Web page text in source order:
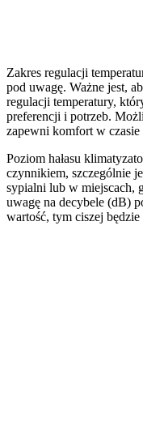
Zakres regulacji
pod uwagę. Ważne jest,
regulacji temperatury,
preferencji i potrzeb.
zapewni komfort w czasie
Poziom hałasu
czynnikiem, szczególnie
sypialni lub w miejscach,
uwagę na decybele (dB)
wartość, tym ciszej